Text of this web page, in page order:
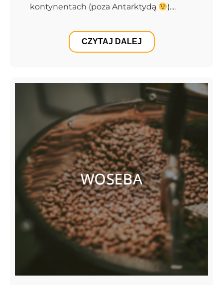
CZYTAJ DALEJ
kontynentach (poza Antarktydą
)....